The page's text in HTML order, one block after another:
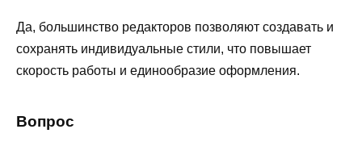
Да, большинство редакторов позволяют создавать и
сохранять индивидуальные стили, что повышает
скорость работы и единообразие оформления.
Вопрос